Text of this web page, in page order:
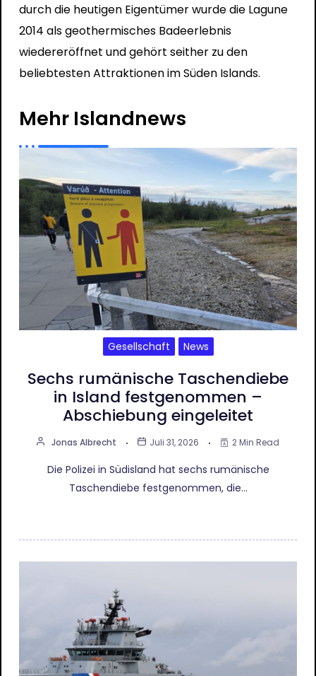
durch die heutigen Eigentümer wurde die Lagune
2014 als geothermisches Badeerlebnis
wiedereröffnet und gehört seither zu den
beliebtesten Attraktionen im Süden Islands.
Mehr Islandnews
Gesellschaft News
Sechs rumänische Taschendiebe
in Island festgenommen –
Abschiebung eingeleitet
Jonas Albrecht Juli 31, 2026 2 Min Read
Die Polizei in Südisland hat sechs rumänische
Taschendiebe festgenommen, die…